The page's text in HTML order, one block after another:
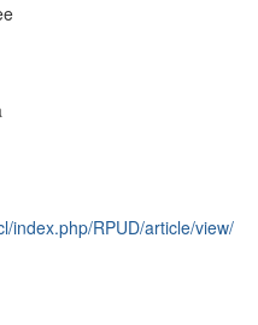
index.php/RPUD/article/view/